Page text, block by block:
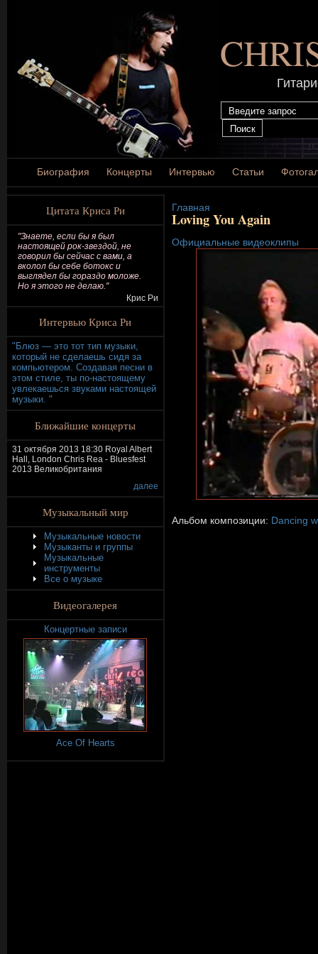
Биография Концерты Интервью Статьи
Цитата Криса Ри
"Знаете, если бы я был
настоящей рок-звездой, не
говорил бы сейчас с вами, а
вколол бы себе ботокс и
выглядел бы гораздо моложе.
Но я этого не делаю."
Крис Ри
Интервью Криса Ри
"Блюз — это тот тип музыки,
который не сделаешь сидя за
компьютером. Создавая песни в
этом стиле, ты по-настоящему
увлекаешься звуками настоящей
музыки. "
Ближайшие концерты
31 октября 2013 18:30 Royal Albert
Hall, London Chris Rea - Bluesfest
2013 Великобритания
далее
Музыкальный мир
Музыкальные новости
Музыканты и группы
Музыкальные
инструменты
Все о музыке
Видеогалерея
Концертные записи
Ace Of Hearts
Главная
Loving You Again
Официальные видеоклипы
Альбом композиции: Dancing